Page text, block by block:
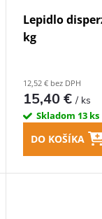
Lepidlo
kg
12,52 € bez DPH
15,40 €/ ks
Skladom 13 ks
DO KOŠÍKA